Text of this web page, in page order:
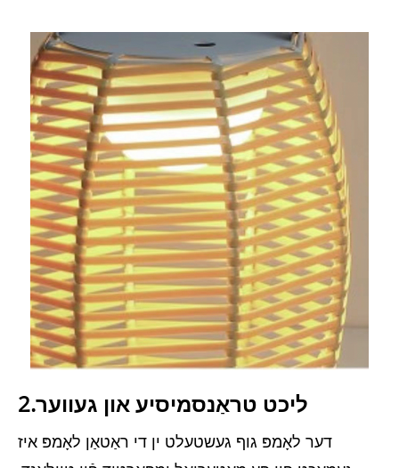
2.ליכט טראַנסמיסיע און געווער
דער לאָמפּ גוף געשטעלט ין די ראַטאַן לאָמפּ איז